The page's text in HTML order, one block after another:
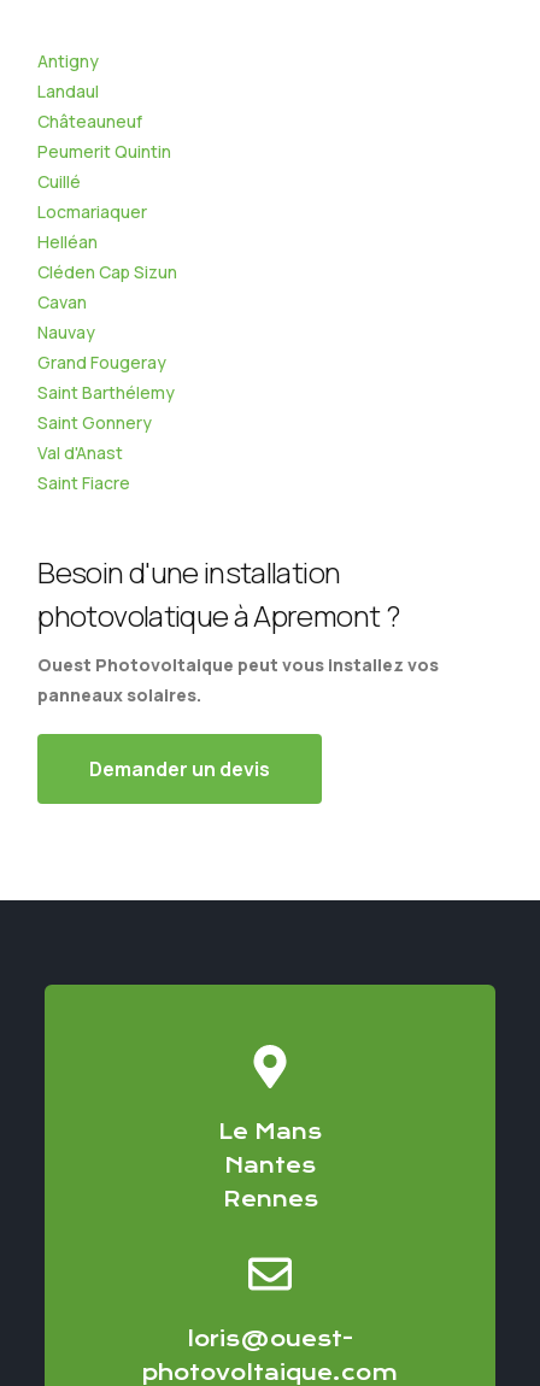
Antigny
Landaul
Châteauneuf
Peumerit Quintin
Cuillé
Locmariaquer
Helléan
Cléden Cap Sizun
Cavan
Nauvay
Grand Fougeray
Saint Barthélemy
Saint Gonnery
Val d'Anast
Saint Fiacre
Besoin d'une installation
photovolatique à Apremont ?
Ouest Photovoltaique peut vous installez vos
panneaux solaires.
Demander un devis
Le Mans
Nantes
Rennes
loris@ouest-
photovoltaique.com